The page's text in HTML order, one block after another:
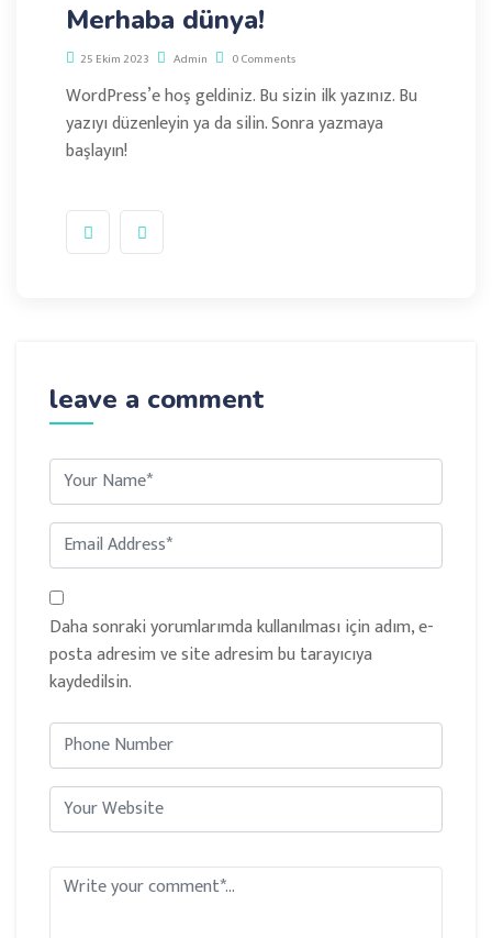
Merhaba dünya!
25 Ekim 2023 Admin 0 Comments
WordPress’e hoş geldiniz. Bu sizin ilk yazınız. Bu
yazıyı düzenleyin ya da silin. Sonra yazmaya
başlayın!
leave a comment
Daha sonraki yorumlarımda kullanılması için adım, e-
posta adresim ve site adresim bu tarayıcıya
kaydedilsin.